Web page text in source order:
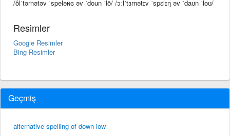
/ôlˈtərnətəv ˈspeləɴɢ əv ˈdoun ˈlō/ /ɔːlˈtɜrnətɪv ˈspɛlɪŋ əv ˈdaʊn ˈloʊ/
Resimler
Google Resimler
Bing Resimler
Geçmiş
alternative spelling of down low